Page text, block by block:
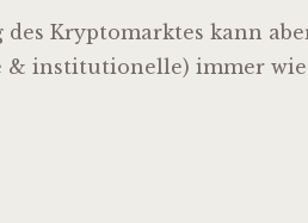
Kryptomarktes kann
& institutionelle) immer